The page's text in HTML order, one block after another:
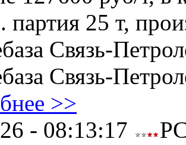
партия 25 т,
Связь-
Связь-
>>
- 08:13:17